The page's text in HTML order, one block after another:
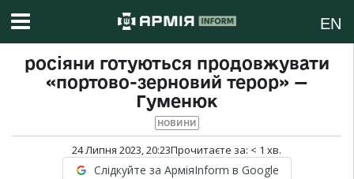
EN
росіяни готуються продовжувати
«портово-зерновий терор» —
Гуменюк
НОВИНИ
24 Липня 2023, 20:23Прочитаєте за: < 1 хв.
Слідкуйте за АрміяInform в Google